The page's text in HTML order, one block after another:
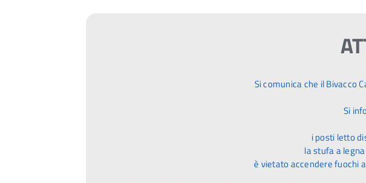
Si comunica che il Bivacco
Si
i posti letto
la stufa a
è vietato accendere fuochi